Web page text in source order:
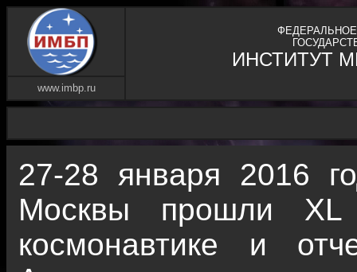
ИНСТИТУТ
www.imbp.ru
27-28 января 2016
Москвы прошли XL
космонавтике и